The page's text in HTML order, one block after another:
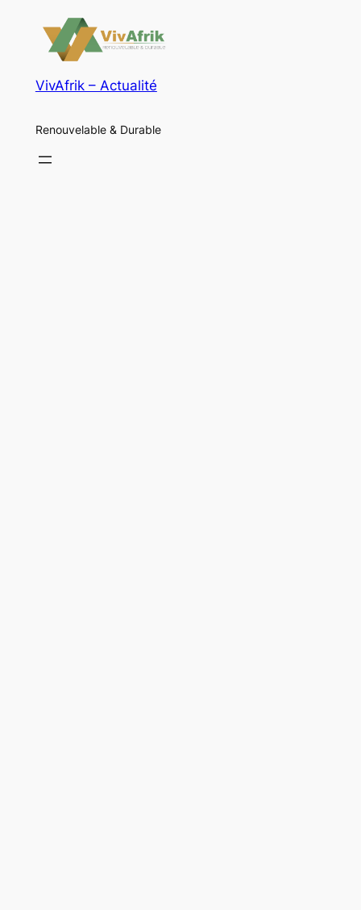
VivAfrik – Actualité
Renouvelable & Durable